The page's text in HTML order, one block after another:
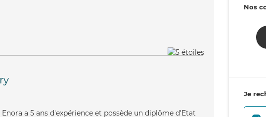
a 5 ans d'expérience et possède un diplôme d'Etat
Nos
Je